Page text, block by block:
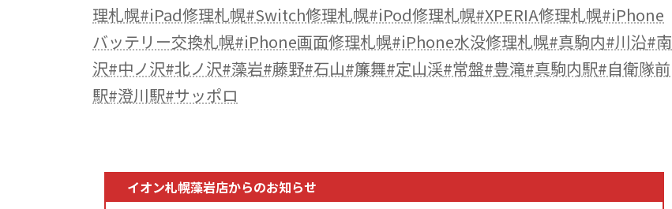
理札幌#iPad修理札幌#Switch修理札幌#iPod修理札幌#XPERIA修理札幌#iPhone
バッテリー交換札幌#iPhone画面修理札幌#iPhone水没修理札幌#真駒内#川沿#南
沢#中ノ沢#北ノ沢#藻岩#藤野#石山#簾舞#定山渓#常盤#豊滝#真駒内駅#自衛隊前
駅#澄川駅#サッポロ
イオン札幌藻岩店からのお知らせ